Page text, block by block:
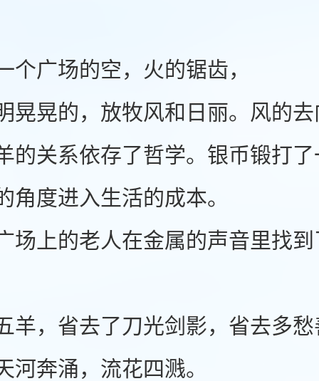
场的空，火的锯齿，
的，放牧风和日丽。风的去
的关系依存了哲学。银币锻打
角度进入生活的成本。
的老人在金属的声音里找到
省去了刀光剑影，省去多愁
涌，流花四溅。